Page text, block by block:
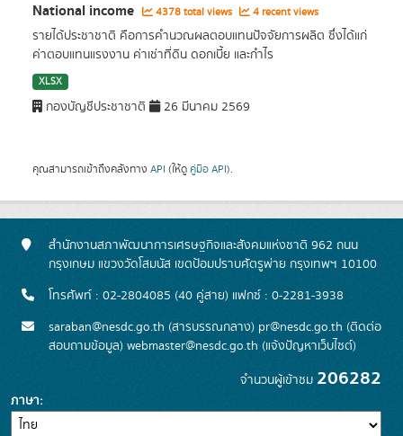
National income 4378 total views 4 recent views
รายได้ประชาชาติ คือการคำนวณผลตอบแทนปัจจัยการผลิต ซึ่งได้แก่
ค่าตอบแทนแรงงาน ค่าเช่าที่ดิน ดอกเบี้ย และกำไร
XLSX
กองบัญชีประชาชาติ 26 มีนาคม 2569
คุณสามารถเข้าถึงคลังทาง API (ให้ดู คู่มือ API).
สำนักงานสภาพัฒนาการเศรษฐกิจและสังคมแห่งชาติ 962 ถนน
กรุงเกษม แขวงวัดโสมนัส เขตป้อมปราบศัตรูพ่าย กรุงเทพฯ 10100
โทรศัพท์ : 02-2804085 (40 คู่สาย) แฟกซ์ : 0-2281-3938
saraban@nesdc.go.th (สารบรรณกลาง) pr@nesdc.go.th (ติดต่อ
สอบถามข้อมูล) webmaster@nesdc.go.th (แจ้งปัญหาเว็บไซต์)
จำนวนผู้เข้าชม 206282
ภาษา